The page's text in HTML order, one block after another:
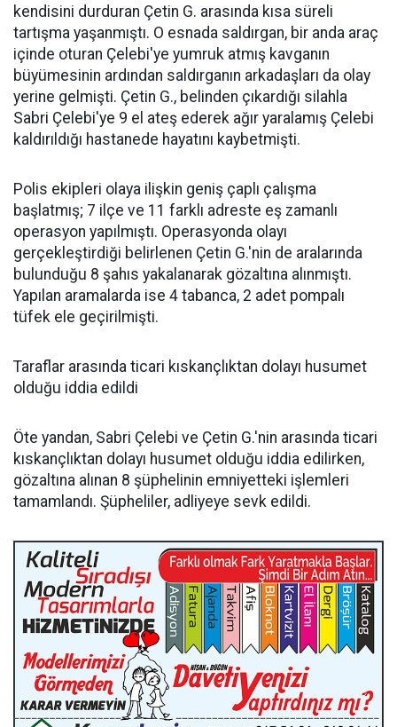
kendisini durduran Çetin G. arasında kısa süreli
tartışma yaşanmıştı. O esnada saldırgan, bir anda araç
içinde oturan Çelebi'ye yumruk atmış kavganın
büyümesinin ardından saldırganın arkadaşları da olay
yerine gelmişti. Çetin G., belinden çıkardığı silahla
Sabri Çelebi'ye 9 el ateş ederek ağır yaralamış Çelebi
kaldırıldığı hastanede hayatını kaybetmişti.
Polis ekipleri olaya ilişkin geniş çaplı çalışma
başlatmış; 7 ilçe ve 11 farklı adreste eş zamanlı
operasyon yapılmıştı. Operasyonda olayı
gerçekleştirdiği belirlenen Çetin G.'nin de aralarında
bulunduğu 8 şahıs yakalanarak gözaltına alınmıştı.
Yapılan aramalarda ise 4 tabanca, 2 adet pompalı
tüfek ele geçirilmişti.
Taraflar arasında ticari kıskançlıktan dolayı husumet
olduğu iddia edildi
Öte yandan, Sabri Çelebi ve Çetin G.'nin arasında ticari
kıskançlıktan dolayı husumet olduğu iddia edilirken,
gözaltına alınan 8 şüphelinin emniyetteki işlemleri
tamamlandı. Şüpheliler, adliyeye sevk edildi.